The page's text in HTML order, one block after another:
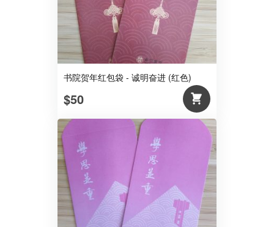
书院贺年红包袋 - 诚明奋进 (红色)
$50